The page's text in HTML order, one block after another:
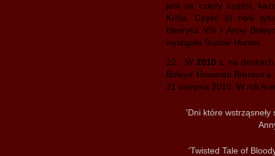
jest na cztery części,
Króla. Część III nosi
Henryka VIII i Anny
wystąpiła Sophie Hunter.
22. W2010 r. na
Boleyn’ Howarda
21 sierpnia 2010. W roli
'Dni które
'Twisted Tale of